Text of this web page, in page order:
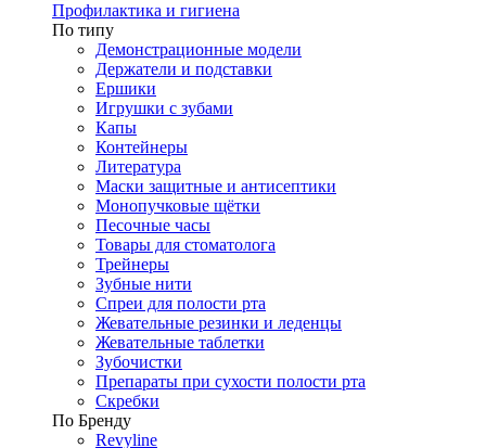
Профилактика и гигиена
По типу
Демонстрационные модели
Держатели и подставки
Ершики
Игрушки с зубами
Капы
Контейнеры
Литература
Маски защитные и антисептики
Монопучковые щётки
Песочные часы
Товары для стоматолога
Трейнеры
Зубные нити
Спреи для полости рта
Жевательные резинки и леденцы
Жевательные таблетки
Зубочистки
Препараты при сухости полости рта
Скребки
По Бренду
Revyline